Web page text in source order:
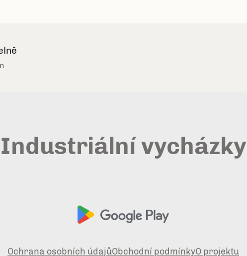
Industriální vycházky
Ochrana osobních údajůObchodní podmínkyO projektu